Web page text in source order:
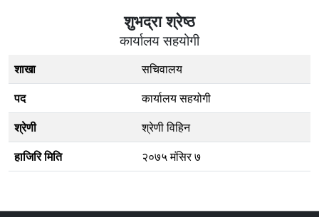
शुभद्रा श्रेष्ठ
कार्यालय सहयोगी
शाखा
सचिवालय
पद
कार्यालय सहयोगी
श्रेणी
श्रेणी विहिन
हाजिरि मिति
२०७५ मंसिर ७